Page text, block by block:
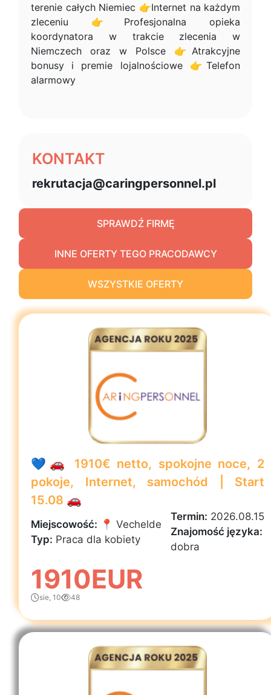
terenie całych Niemiec 👉Internet na każdym
zleceniu 👉Profesjonalna opieka
koordynatora w trakcie zlecenia w
Niemczech oraz w Polsce 👉Atrakcyjne
bonusy i premie lojalnościowe 👉Telefon
alarmowy
KONTAKT
rekrutacja@caringpersonnel.pl
SPRAWDŹ FIRMĘ
INNE OFERTY TEGO PRACODAWCY
WSZYSTKIE OFERTY
💙🚗 1910€ netto, spokojne noce, 2
pokoje, Internet, samochód | Start
15.08 🚗
Miejscowość: 📍 Vechelde
Typ: Praca dla kobiety
Termin: 2026.08.15
Znajomość języka:
dobra
1910EUR
sie, 10 48